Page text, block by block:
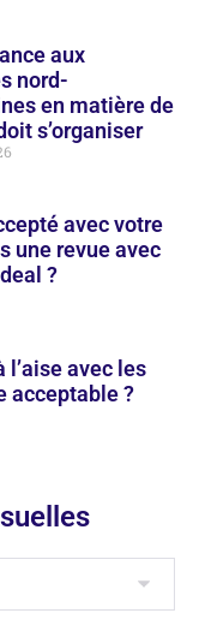
aux
nord-
en matière de
s’organiser
avec votre
une revue avec
?
l’aise avec les
acceptable ?